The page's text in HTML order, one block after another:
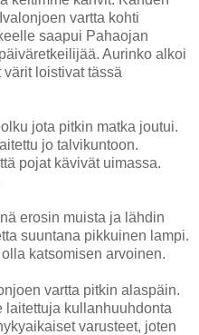
vartta kohti
saapui Pahaojan
Aurinko alkoi
loistivat tässä
jota pitkin matka joutui.
jo talvikuntoon.
pojat kävivät uimassa.
erosin muista ja lähdin
suuntana pikkuinen lampi.
katsomisen arvoinen.
vartta pitkin alaspäin.
laitettuja kullanhuuhdonta
varusteet, joten